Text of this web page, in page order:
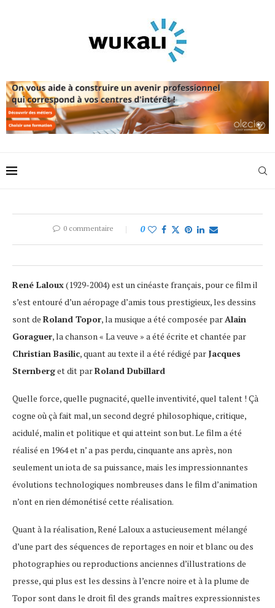
0 commentaire 0
René Laloux(1929-2004) est un cinéaste français, pour ce film il
s’est entouré d’un aéropage d’amis tous prestigieux, les dessins
sont de Roland Topor, la musique a été composée par Alain
Goraguer, la chanson « La veuve » a été écrite et chantée par
Christian Basilic, quant au texte il a été rédigé par Jacques
Sternberget dit parRoland Dubillard
Quelle force, quelle pugnacité, quelle inventivité, quel talent ! Çà
cogne où çà fait mal, un second degré philosophique, critique,
acidulé, malin et politique et qui atteint son but. Le film a été
réalisé en 1964 et n’ a pas perdu, cinquante ans après, non
seulement un iota de sa puissance, mais les impressionnantes
évolutions technologiques nombreuses dans le film d’animation
n’ont en rien démonétisé cette réalisation.
Quant à la réalisation, René Laloux a astucieusement mélangé
d’une part des séquences de reportages en noir et blanc ou des
photographies ou reproductions anciennes d’illustrations de
presse, qui plus est les dessins à l’encre noire et à la plume de
Topor sont dans le droit fil des grands maîtres expressionnistes